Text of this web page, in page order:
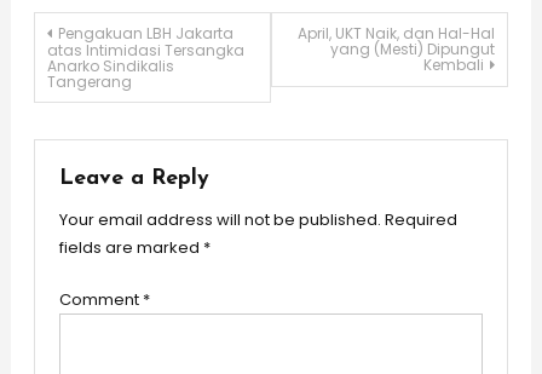
Post
navigation
Pengakuan LBH Jakarta
atas Intimidasi Tersangka
Anarko Sindikalis
Tangerang
April, UKT Naik, dan Hal-Hal
yang (Mesti) Dipungut
Kembali
Leave a Reply
Your email address will not be published. Required
fields are marked *
Comment *